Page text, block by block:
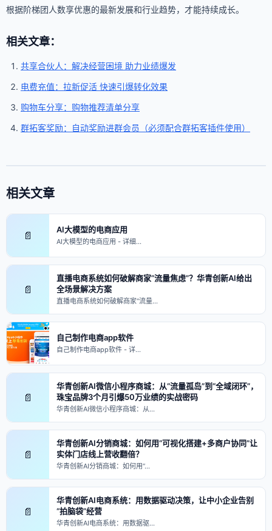
根据阶梯团人数享优惠的最新发展和行业趋势，才能持续成长。
相关文章：
共享合伙人：解决经营困境 助力业绩爆发
电费充值：拉新促活 快速引爆转化效果
购物车分享：购物推荐清单分享
群拓客奖励：自动奖励进群会员（必须配合群拓客插件使用）
相关文章
📄 AI大模型的电商应用
AI大模型的电商应用 - 详细…
📄
直播电商系统如何破解商家“流量焦虑”？华青创新AI给出
全场景解决方案
直播电商系统如何破解商家“流量…
自己制作电商app软件
自己制作电商app软件 - 详…
📄
华青创新AI微信小程序商城：从“流量孤岛”到“全域闭环”，
珠宝品牌3个月引爆50万业绩的实战密码
华青创新AI微信小程序商城：从…
📄
华青创新AI分销商城：如何用“可视化搭建+多商户协同”让
实体门店线上营收翻倍？
华青创新AI分销商城：如何用“…
📄
华青创新AI电商系统：用数据驱动决策，让中小企业告别
“拍脑袋”经营
华青创新AI电商系统：用数据驱…